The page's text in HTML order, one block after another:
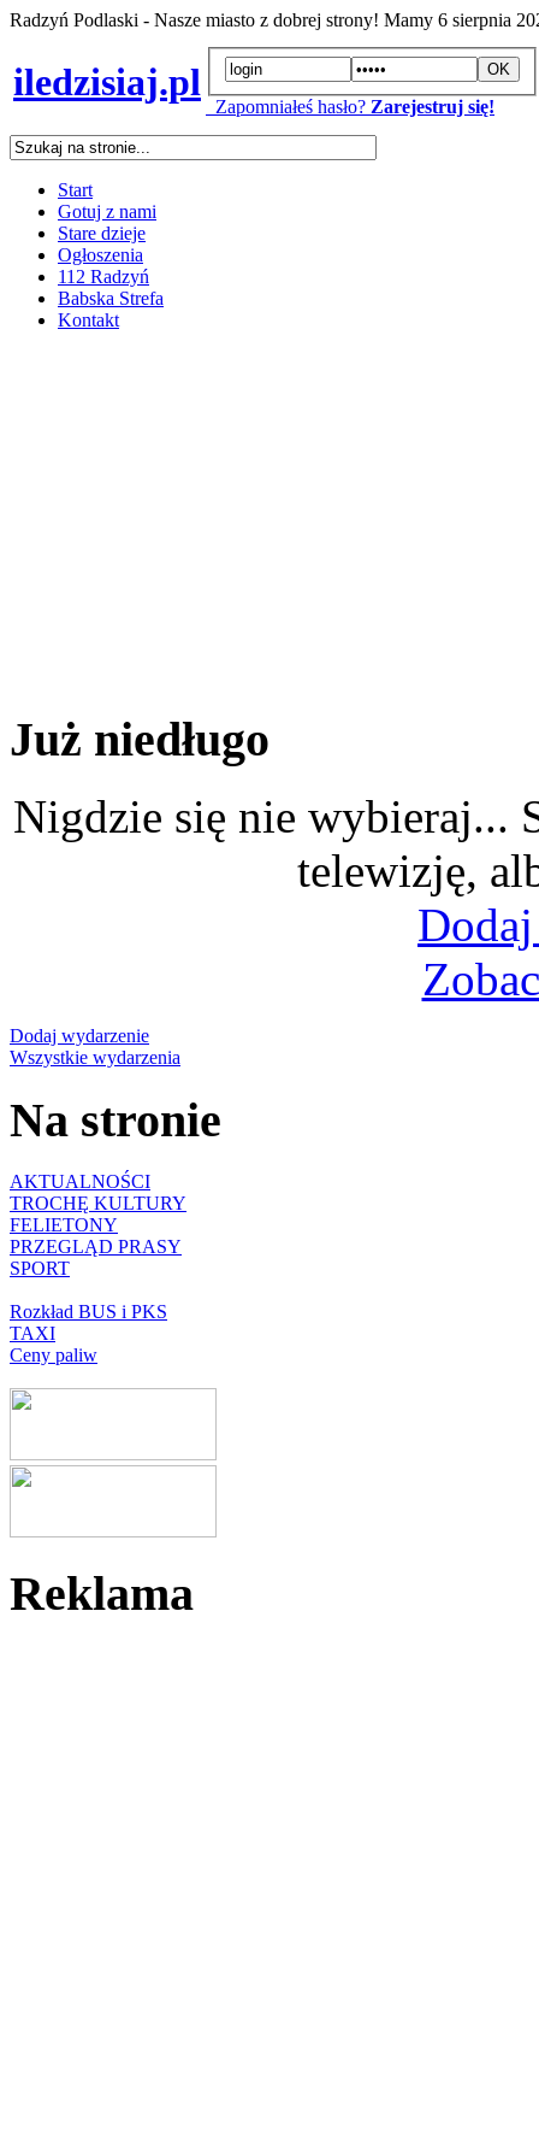
Radzyń Podlaski - Nasze miasto z dobrej strony! Mamy 6 sierpnia
iledzisiaj.pl
Zapomniałeś hasło? Zarejestruj się!
Start
Gotuj z nami
Stare dzieje
Ogłoszenia
112 Radzyń
Babska Strefa
Kontakt
Już niedługo
Nigdzie się nie wybieraj...
telewizję,
Dodaj wydarzenie
Wszystkie wydarzenia
Na stronie
AKTUALNOŚCI
TROCHĘ KULTURY
FELIETONY
PRZEGLĄD PRASY
SPORT
Rozkład BUS i PKS
TAXI
Ceny paliw
Reklama